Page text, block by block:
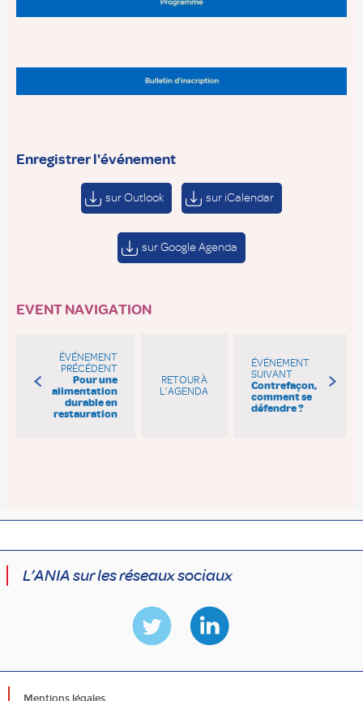
Enregistrer l'événement
sur Outlook sur iCalendar
sur Google Agenda
EVENT NAVIGATION
ÉVÉNEMENT
PRÉCÉDENT
Pour une
alimentation
durable en
restauration
RETOUR À
L’AGENDA
ÉVÉNEMENT
SUIVANT
Contrefaçon,
comment se
défendre ?
L’ANIA sur les réseaux sociaux